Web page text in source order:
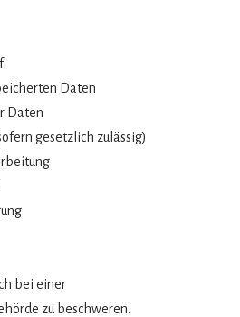
Daten
Daten
gesetzlich zulässig)
bei einer
zu beschweren.